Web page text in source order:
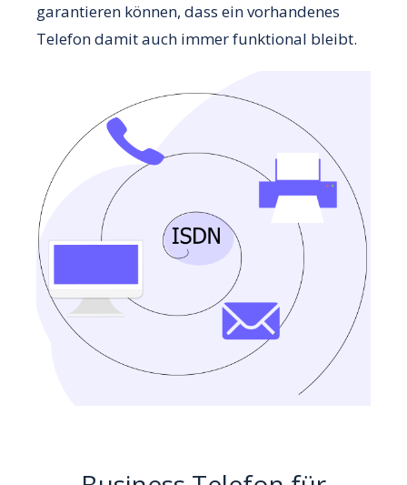
garantieren können, dass ein vorhandenes
Telefon damit auch immer funktional bleibt.